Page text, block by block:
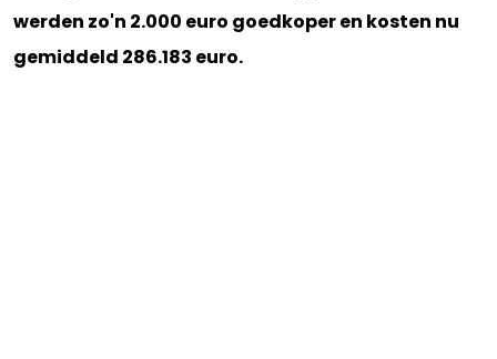
werden zo'n 2.000 euro goedkoper en kosten nu
gemiddeld 286.183 euro.